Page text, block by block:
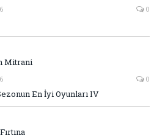
0
Mitrani
0
En İyi Oyunları IV